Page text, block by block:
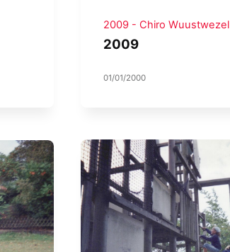
2009 - Chiro Wuustwezel
2009
01/01/2000